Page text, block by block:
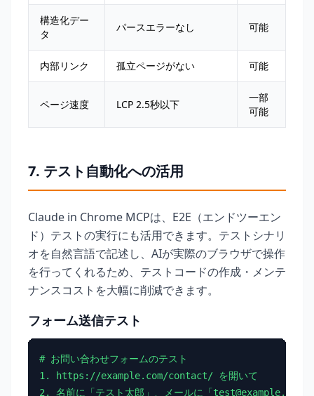
構造化デー
タ
パースエラーなし 可能
内部リンク 孤立ページがない 可能
ページ速度 LCP 2.5秒以下
一部
可能
7. テスト自動化への活用
Claude in Chrome MCPは、E2E（エンドツーエン
ド）テストの実行にも活用できます。テストシナリ
オを自然言語で記述し、AIが実際のブラウザで操作
を行ってくれるため、テストコードの作成・メンテ
ナンスコストを大幅に削減できます。
フォーム送信テスト
# お問い合わせフォームのテスト
1. https://example.com/contact/ を開いて
2. 名前に「テスト太郎」、メールに「test@example.com